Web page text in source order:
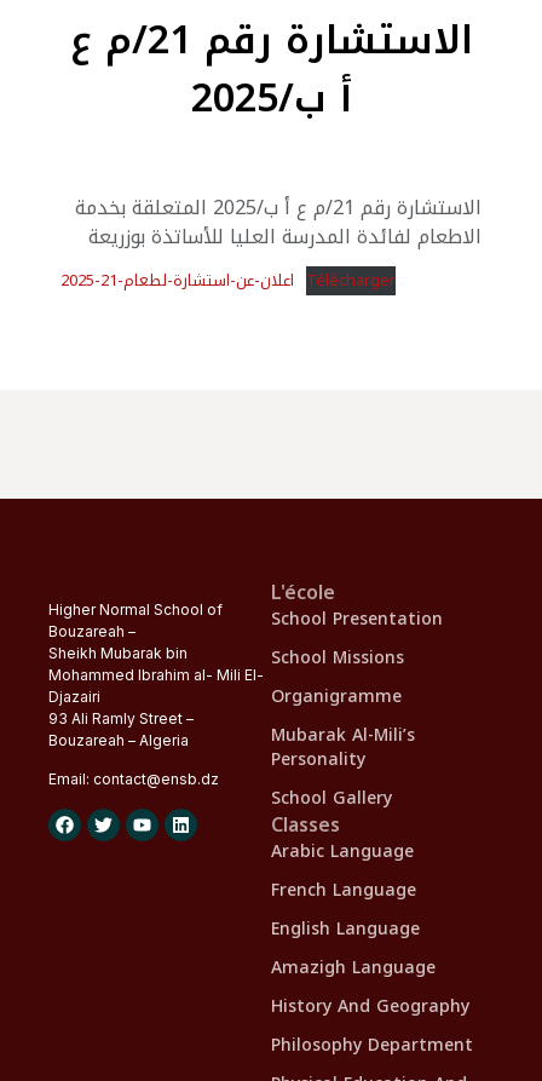
الاستشارة رقم 21/م ع
أ ب/2025
الاستشارة رقم 21/م ع أ ب/2025 المتعلقة بخدمة
الاطعام لفائدة المدرسة العليا للأساتذة بوزريعة
اعلان-عن-استشارة-لطعام-21-2025 Télécharger
Higher Normal School of
Bouzareah –
Sheikh Mubarak bin
Mohammed Ibrahim al- Mili El-
Djazairi
93 Ali Ramly Street –
Bouzareah – Algeria
Email: contact@ensb.dz
L'école
School Presentation
School Missions
Organigramme
Mubarak Al-Mili’s
Personality
School Gallery
Classes
Arabic Language
French Language
English Language
Amazigh Language
History And Geography
Philosophy Department